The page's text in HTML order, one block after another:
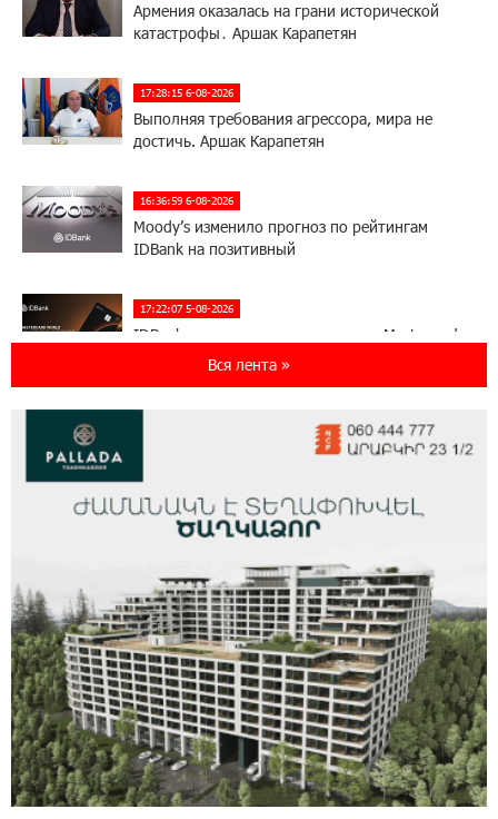
Армения оказалась на грани исторической
катастрофы․ Аршак Карапетян
17:28:15 6-08-2026
Выполняя требования агрессора, мира не
достичь. Аршак Карапетян
16:36:59 6-08-2026
Moody’s изменило прогноз по рейтингам
IDBank на позитивный
17:22:07 5-08-2026
IDBank представляет новую карту Mastercard
World с преимуществами для путешествий и
мониторинг дикой природы в Гнишике с
помощью солнечной энергии
Ucom и FPWC обеспечат круглосуточный
мониторинг дикой природы в Гнишике с
помощью солнечной энергии
22:41:05 3-08-2026
Idram и IDBank - рядом со стартапами на
Seaside Startup Summit
10:12:55 3-08-2026
Вся лента »